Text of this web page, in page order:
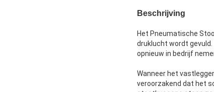
Beschrijving
Het Pneumatische
druklucht wordt gevuld.
opnieuw in bedrijf
Wanneer het
veroorzakend dat het